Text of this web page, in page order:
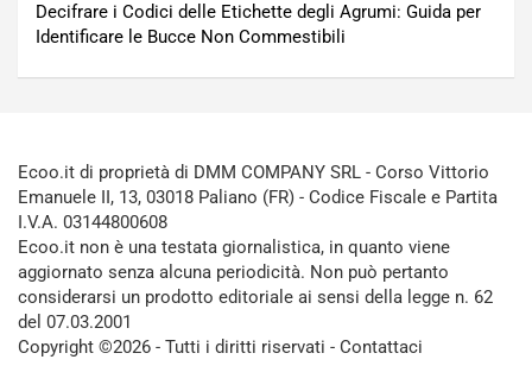
Decifrare i Codici delle Etichette degli Agrumi: Guida per
Identificare le Bucce Non Commestibili
Ecoo.it di proprietà di DMM COMPANY SRL - Corso Vittorio
Emanuele II, 13, 03018 Paliano (FR) - Codice Fiscale e Partita
I.V.A. 03144800608
Ecoo.it non è una testata giornalistica, in quanto viene
aggiornato senza alcuna periodicità. Non può pertanto
considerarsi un prodotto editoriale ai sensi della legge n. 62
del 07.03.2001
Copyright ©2026 - Tutti i diritti riservati - Contattaci